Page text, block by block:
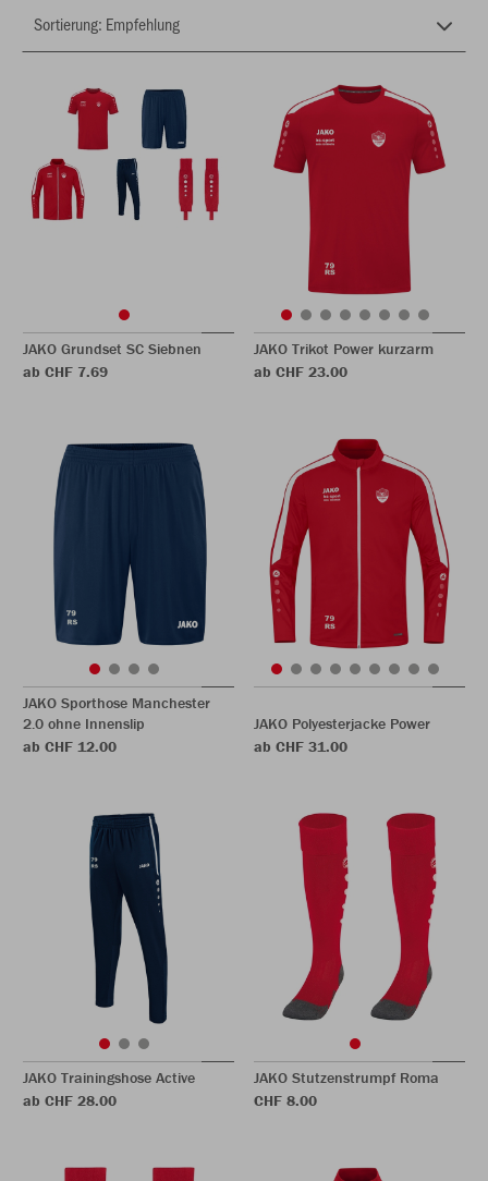
JAKO Grundset SC Siebnen
ab CHF 7.69
JAKO Trikot Power kurzarm
ab CHF 23.00
JAKO Sporthose Manchester
2.0 ohne Innenslip
ab CHF 12.00
JAKO Polyesterjacke Power
ab CHF 31.00
JAKO Trainingshose Active
ab CHF 28.00
JAKO Stutzenstrumpf Roma
CHF 8.00